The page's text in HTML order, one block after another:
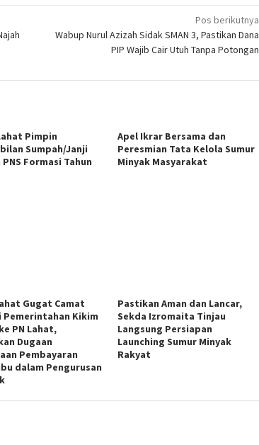
Pos berikutnya
Wabup Nurul Azizah Sidak SMAN 3, Pastikan Dana
PIP Wajib Cair Utuh Tanpa Potongan
Pimpin
Sumpah/Janji
Formasi Tahun
Apel Ikrar Bersama dan
Peresmian Tata Kelola Sumur
Minyak Masyarakat
Gugat Camat
Pemerintahan Kikim
PN Lahat,
Dugaan
Pembayaran
dalam Pengurusan
Pastikan Aman dan Lancar,
Sekda Izromaita Tinjau
Langsung Persiapan
Launching Sumur Minyak
Rakyat